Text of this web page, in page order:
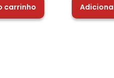
carrinho